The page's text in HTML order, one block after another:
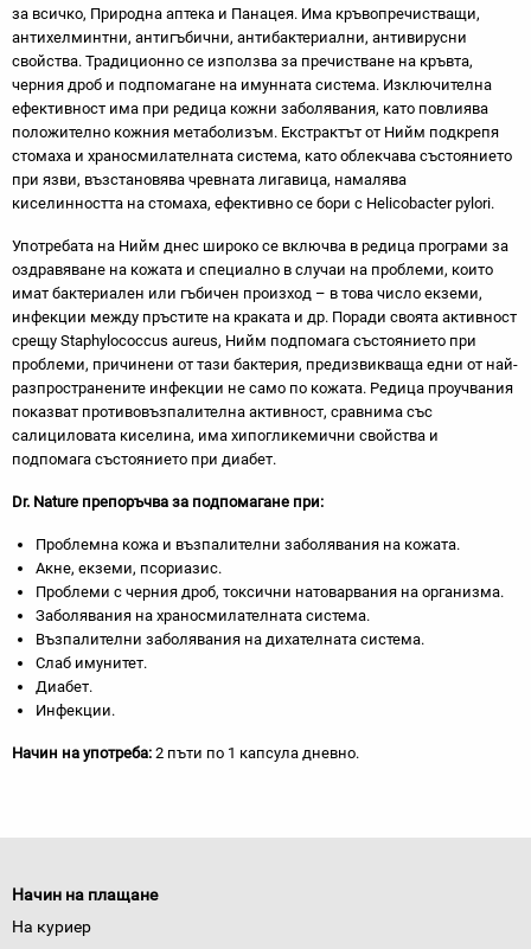
за всичко, Природна аптека и Панацея. Има кръвопречистващи,
антихелминтни, антигъбични, антибактериални, антивирусни
свойства. Традиционно се използва за пречистване на кръвта,
черния дроб и подпомагане на имунната система. Изключителна
ефективност има при редица кожни заболявания, като повлиява
положително кожния метаболизъм. Екстрактът от Нийм подкрепя
стомаха и храносмилателната система, като облекчава състоянието
при язви, възстановява чревната лигавица, намалява
киселинността на стомаха, ефективно се бори с Helicobacter pylori.
Употребата на Нийм днес широко се включва в редица програми за
оздравяване на кожата и специално в случаи на проблеми, които
имат бактериален или гъбичен произход – в това число екземи,
инфекции между пръстите на краката и др. Поради своята активност
срещу Staphylococcus aureus, Нийм подпомага състоянието при
проблеми, причинени от тази бактерия, предизвикваща едни от най-
разпространените инфекции не само по кожата. Редица проучвания
показват противовъзпалителна активност, сравнима със
салициловата киселина, има хипогликемични свойства и
подпомага състоянието при диабет.
Dr. Nature препоръчва за подпомагане при:
Проблемна кожа и възпалителни заболявания на кожата.
Акне, екземи, псориазис.
Проблеми с черния дроб, токсични натоварвания на организма.
Заболявания на храносмилателната система.
Възпалителни заболявания на дихателната система.
Слаб имунитет.
Диабет.
Инфекции.
Начин на употреба: 2 пъти по 1 капсула дневно.
Начин на плащане
На куриер